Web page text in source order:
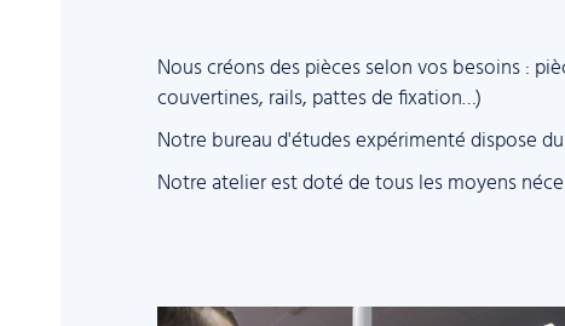
Nous créons des pièces selon vos besoins :
couvertines, rails, pattes de fixation…)
Notre bureau d'études expérimenté dispose
Notre atelier est doté de tous les moyens